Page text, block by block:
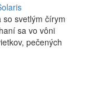
svetlým čírym
sa vo vôni
pečených